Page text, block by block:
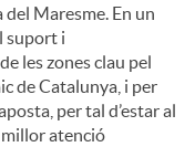
Maresme. En un
suport i
les zones clau pel
de Catalunya, i per
per tal d’estar al
atenció